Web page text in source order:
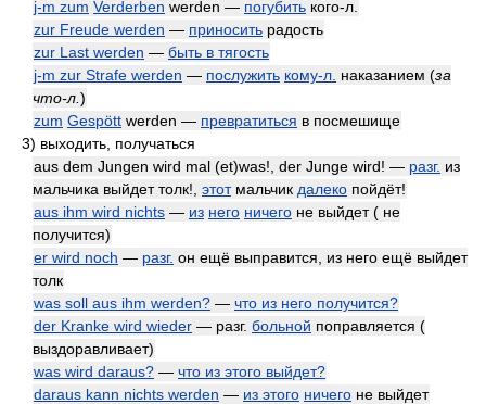
j-m zum Verderben werden — погубить кого-л.
zur Freude werden — приносить радость
zur Last werden — быть в тягость
j-m zur Strafe werden — послужить кому-л. наказанием (за
что-л. )
zum Gespött werden — превратиться в посмешище
3) выходить, получаться
aus dem Jungen wird mal (et)was!, der Junge wird! — разг. из
мальчика выйдет толк!, этотмальчик далеко пойдёт!
aus ihm wird nichts — из него ничего не выйдет ( не
получится)
er wird noch — разг. он ещё выправится, из него ещё выйдет
толк
was soll aus ihm werden? — что из него получится?
der Kranke wird wieder — разг. больной поправляется (
выздоравливает)
was wird daraus? — что из этого выйдет?
daraus kann nichts werden — из этого ничего не выйдет